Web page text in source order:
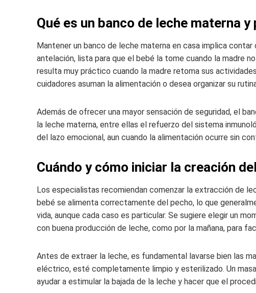
Qué es un banco de leche materna
Mantener un banco de leche materna en casa implica
antelación, lista para que el bebé la tome cuando la madre
resulta muy práctico cuando la madre retoma sus
cuidadores asuman la alimentación o desea organizar su
Además de ofrecer una mayor sensación de seguridad, el
la leche materna, entre ellas el refuerzo del sistema
del lazo emocional, aun cuando la alimentación ocurre sin
Cuándo y cómo iniciar la creación
Los especialistas recomiendan comenzar la extracción de
bebé se alimenta correctamente del pecho, lo que
vida, aunque cada caso es particular. Se sugiere elegir un
con buena producción de leche, como por la mañana, para
Antes de extraer la leche, es fundamental lavarse bien las
eléctrico, esté completamente limpio y esterilizado. Un
ayudar a estimular la bajada de la leche y hacer que el